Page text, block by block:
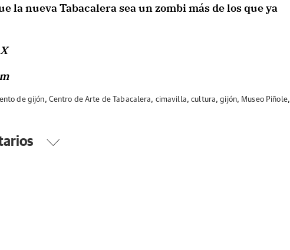
la nueva Tabacalera sea un zombi más de los que ya
de gijón, Centro de Arte de Tabacalera, cimavilla,cultura,gijón, Museo Piñole,